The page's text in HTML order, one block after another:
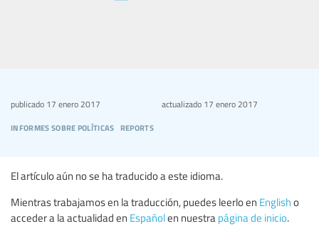
informes sobre políticas reports
publicado 17 enero 2017 actualizado17 enero 2017
El artículo aún no se ha traducido a este idioma.
Mientras trabajamos en la traducción, puedes leerlo en English o
acceder a la actualidad en Españolen nuestra página de inicio.